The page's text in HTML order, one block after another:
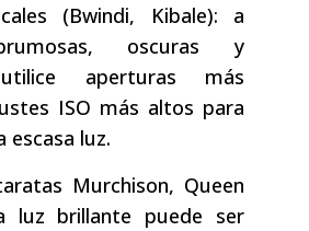
(Bwindi, Kibale): a
oscuras y
aperturas más
ISO más altos para
escasa luz.
Murchison, Queen
luz brillante puede ser